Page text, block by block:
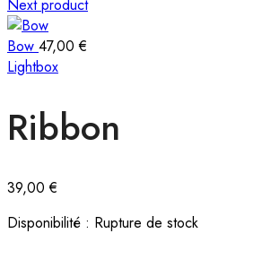
Next product
Bow 47,00€
Lightbox
Ribbon
39,00€
Disponibilité : Rupture de stock